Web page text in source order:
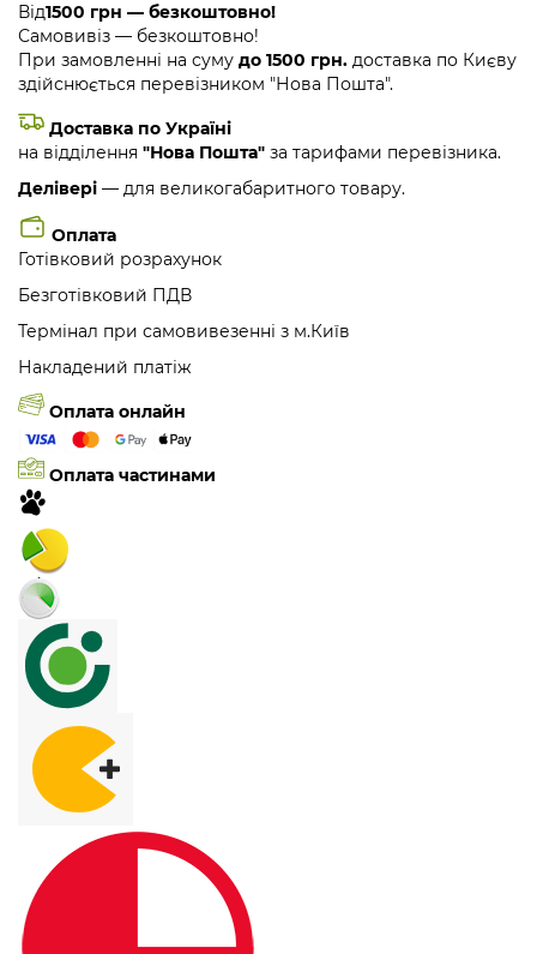
Від1500 грн — безкоштовно!
Самовивіз — безкоштовно!
При замовленні на суму до 1500 грн. доставка по Києву
здійснюється перевізником "Нова Пошта".
Доставка по Україні
на відділення "Нова Пошта" за тарифами перевізника.
Делівері — для великогабаритного товару.
Оплата
Готівковий розрахунок
Безготівковий ПДВ
Термінал при самовивезенні з м.Київ
Накладений платіж
Оплата онлайн
Оплата частинами